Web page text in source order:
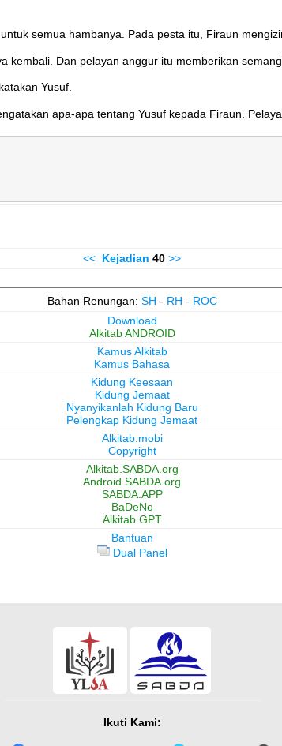
semua hambanya. Pada pesta itu, Firaun
Dan pelayan anggur itu memberikan
Yusuf.
apa-apa tentang Yusuf kepada Firaun.
<< Kejadian 40 >>
Bahan Renungan: SH - RH - ROC
Download
Alkitab ANDROID
Kamus Alkitab
Kamus Bahasa
Kidung Keesaan
Kidung Jemaat
Nyanyikanlah Kidung Baru
Pelengkap Kidung Jemaat
Alkitab.mobi
Copyright
Alkitab.SABDA.org
Android.SABDA.org
SABDA.APP
BaDeNo
Alkitab GPT
Bantuan
Dual Panel
Ikuti Kami: